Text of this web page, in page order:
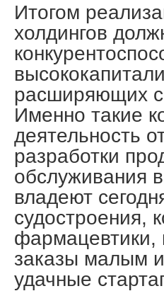
Итогом
холдингов
расширяющих
Именно такие
деятельность
разработки
обслуживания
владеют
судостроения,
фармацевтики,
заказы малым
удачные